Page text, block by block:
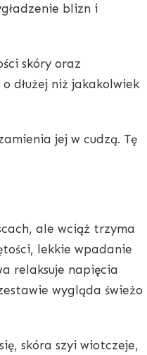
blizn i
skóry oraz
dłużej niż jakakolwiek
jej w cudzą. Tę
ale wciąż trzyma
lekkie wpadanie
relaksuje napięcia
wygląda świeżo
skóra szyi wiotczeje,